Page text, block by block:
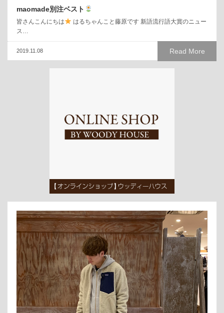
maomade別注ベスト
皆さんこんにちは
はるちゃんこと藤原です 新語流行語大賞のニュー
ス…
Read More
2019.11.08